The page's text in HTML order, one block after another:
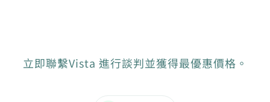
立即聯繫Vista 進行談判並獲得最優惠價格。